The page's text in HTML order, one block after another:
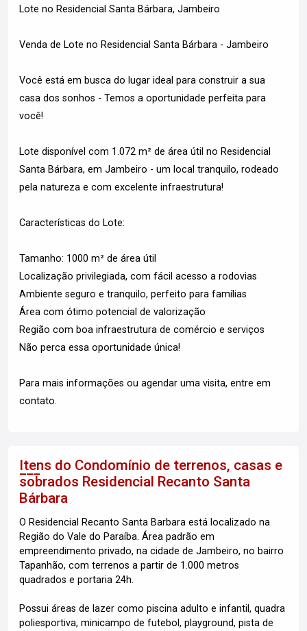
Lote no Residencial Santa Bárbara, Jambeiro
Venda de Lote no Residencial Santa Bárbara - Jambeiro
Você está em busca do lugar ideal para construir a sua
casa dos sonhos - Temos a oportunidade perfeita para
você!
Lote disponível com 1.072 m² de área útil no Residencial
Santa Bárbara, em Jambeiro - um local tranquilo, rodeado
pela natureza e com excelente infraestrutura!
Características do Lote:
Tamanho: 1000 m² de área útil
Localização privilegiada, com fácil acesso a rodovias
Ambiente seguro e tranquilo, perfeito para famílias
Área com ótimo potencial de valorização
Região com boa infraestrutura de comércio e serviços
Não perca essa oportunidade única!
Para mais informações ou agendar uma visita, entre em
contato.
Itens do Condomínio de terrenos, casas e
sobrados Residencial Recanto Santa
Bárbara
O Residencial Recanto Santa Barbara está localizado na
Região do Vale do Paraíba. Área padrão em
empreendimento privado, na cidade de Jambeiro, no bairro
Tapanhão, com terrenos a partir de 1.000 metros
quadrados e portaria 24h.
Possui áreas de lazer como piscina adulto e infantil, quadra
poliesportiva, minicampo de futebol, playground, pista de